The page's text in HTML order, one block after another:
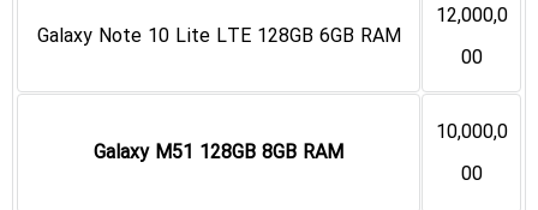
12,000,0
00
Galaxy Note 10 Lite LTE 128GB 6GB RAM
10,000,0
00
Galaxy M51 128GB 8GB RAM